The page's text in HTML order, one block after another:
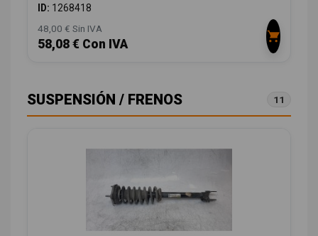
ID: 1268418
48,00 € Sin IVA
58,08 € Con IVA
SUSPENSIÓN / FRENOS 11